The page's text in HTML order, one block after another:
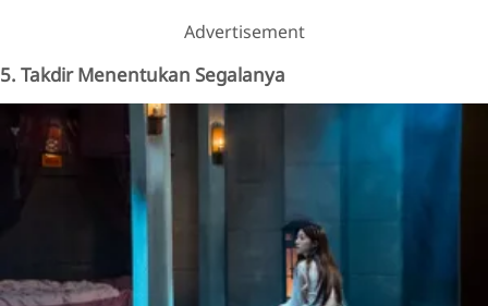
Advertisement
5. Takdir Menentukan Segalanya